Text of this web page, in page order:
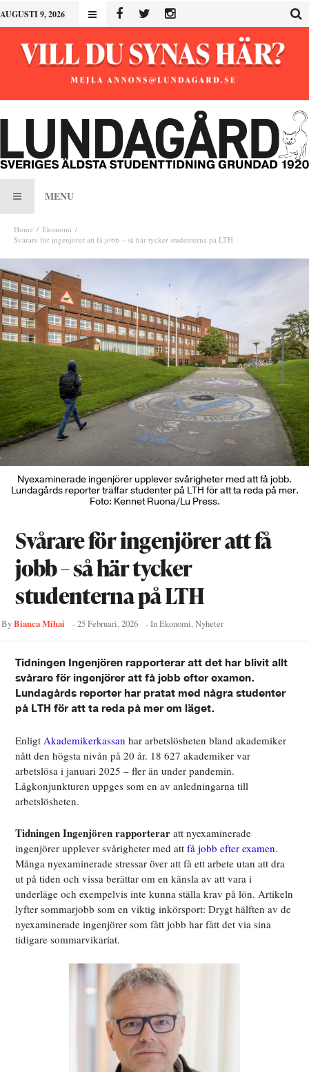
AUGUSTI 9, 2026
MENU
Home
Ekonomi
Svårare för ingenjörer att få jobb – så här tycker studenterna på LTH
Nyexaminerade ingenjörer upplever svårigheter med att få jobb.
Lundagårds reporter träffar studenter på LTH för att ta reda på mer.
Foto: Kennet Ruona/Lu Press.
Svårare för ingenjörer att få
jobb – så här tycker
studenterna på LTH
ByBianca Mihai -25 Februari, 2026 - InEkonomi,Nyheter
Tidningen Ingenjören rapporterar att det har blivit allt
svårare för ingenjörer att få jobb efter examen.
Lundagårds reporter har pratat med några studenter
på LTH för att ta reda på mer om läget.
EnligtAkademikerkassan har arbetslösheten bland akademiker
nått den högsta nivån på 20 år. 18 627 akademiker var
arbetslösa i januari 2025 – fler än under pandemin.
Lågkonjunkturen uppges som en av anledningarna till
arbetslösheten.
Tidningen Ingenjören rapporterar att nyexaminerade
ingenjörer upplever svårigheter med attfå jobb efter examen.
Många nyexaminerade stressar över att få ett arbete utan att dra
ut på tiden och vissa berättar om en känsla av att vara i
underläge och exempelvis inte kunna ställa krav på lön. Artikeln
lyfter sommarjobb som en viktig inkörsport: Drygt hälften av de
nyexaminerade ingenjörer som fått jobb har fått det via sina
tidigare sommarvikariat.